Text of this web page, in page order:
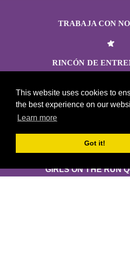
This website uses cookies to
the best experience on our
Learn more
Got it!
TRABAJA CON
RINCÓN DE
PÁGINA WEB DE LA
GIRLS ON THE RUN